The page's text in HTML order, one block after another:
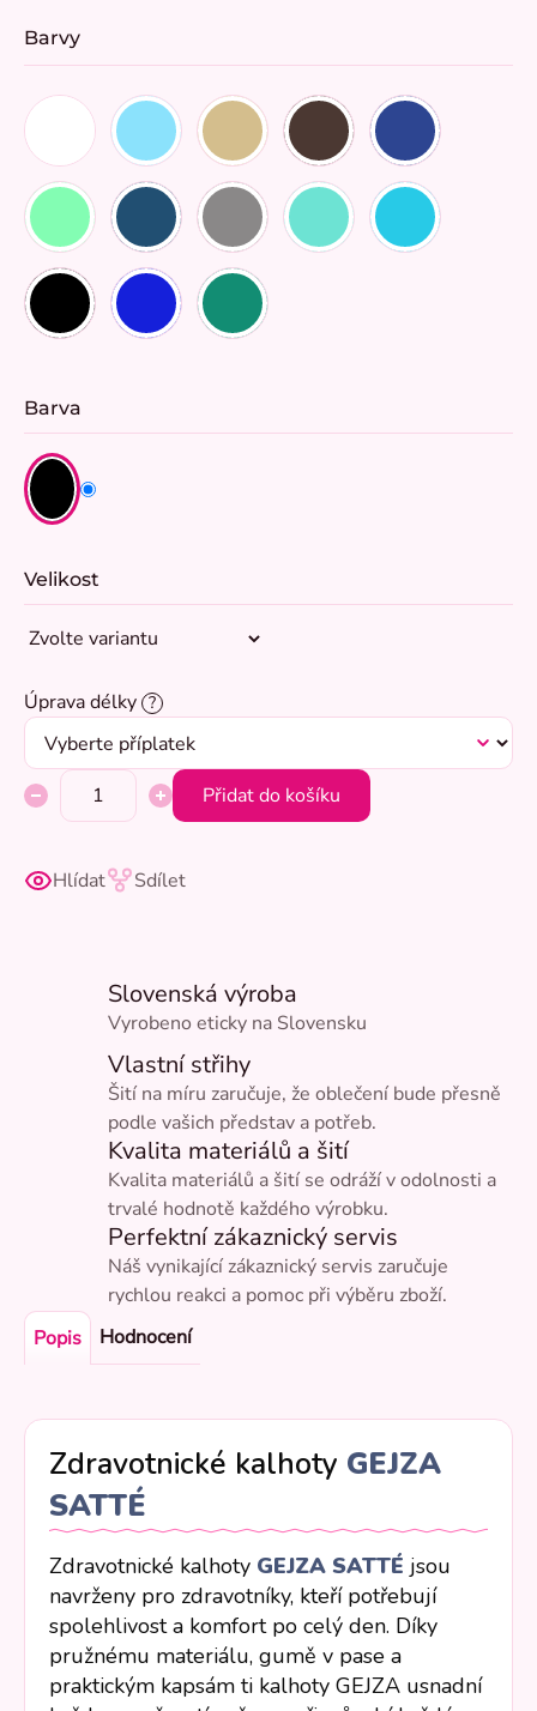
Barvy
Barva
Velikost
Úprava délky ?
Přidat do košíku
Hlídat Sdílet
Slovenská výroba
Vyrobeno eticky na Slovensku
Vlastní střihy
Šití na míru zaručuje, že oblečení bude přesně
podle vašich představ a potřeb.
Kvalita materiálů a šití
Kvalita materiálů a šití se odráží v odolnosti a
trvalé hodnotě každého výrobku.
Perfektní zákaznický servis
Náš vynikající zákaznický servis zaručuje
rychlou reakci a pomoc při výběru zboží.
Popis
Hodnocení
Zdravotnické kalhoty GEJZA
SATTÉ
Zdravotnické kalhoty GEJZA SATTÉ jsou
navrženy pro zdravotníky, kteří potřebují
spolehlivost a komfort po celý den. Díky
pružnému materiálu, gumě v pase a
praktickým kapsám ti kalhoty GEJZA usnadní